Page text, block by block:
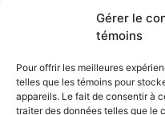
Gérer le
témoins
Pour offrir les meilleures
telles que les témoins pour
appareils. Le fait de consentir à
traiter des données telles que le